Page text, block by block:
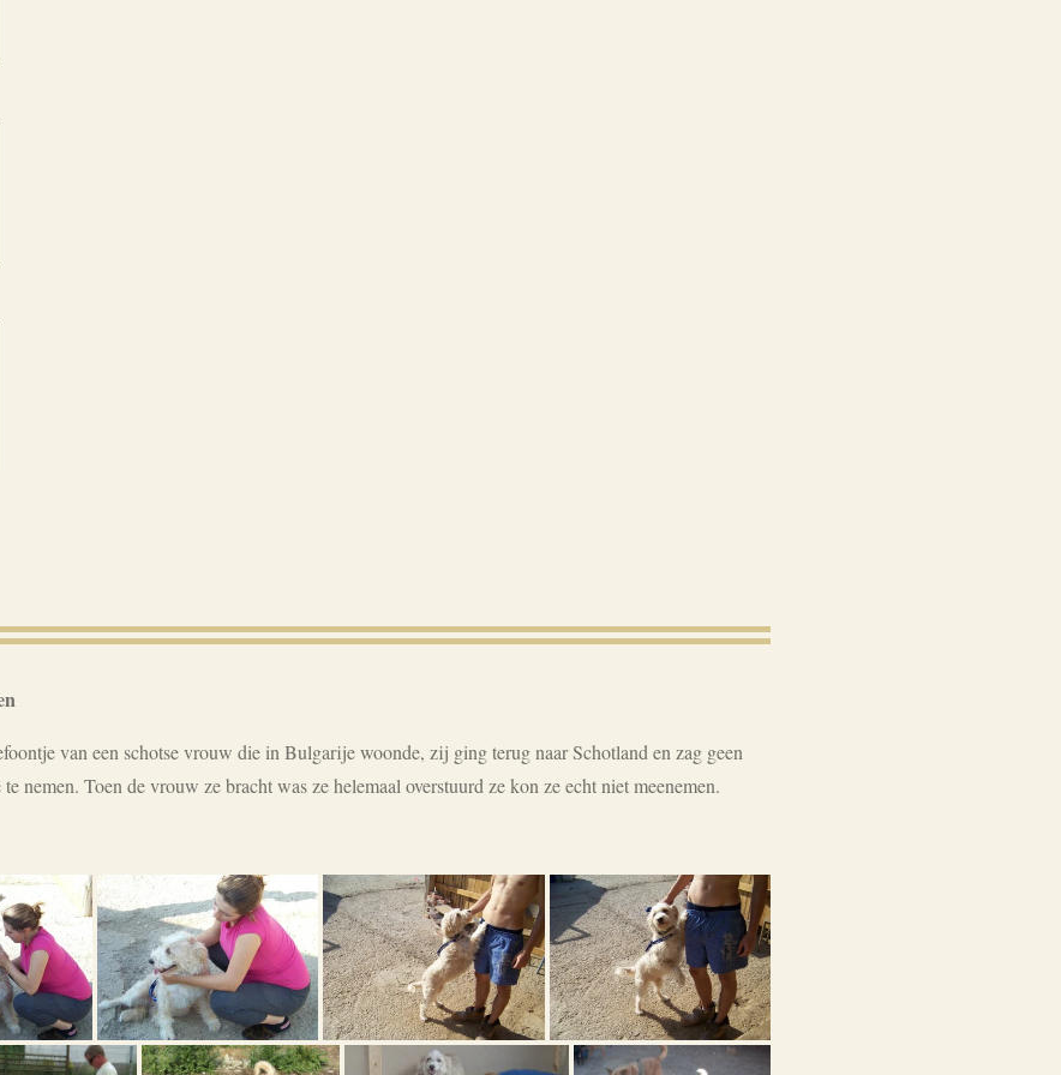
van een schotse vrouw die in Bulgarije woonde, zij ging terug naar Schotland en zag geen
nemen. Toen de vrouw ze bracht was ze helemaal overstuurd ze kon ze echt niet meenemen.